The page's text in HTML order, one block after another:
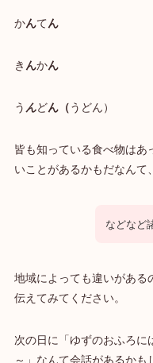
かんてん
き んかん
う んどん（うどん）
皆も知っている食べ物はあ
いことがあるかもだなんて
などなど
地域によっても違いがある
伝えてみてください。
次の日に「ゆずのおふろに
～」なんて会話があるかも